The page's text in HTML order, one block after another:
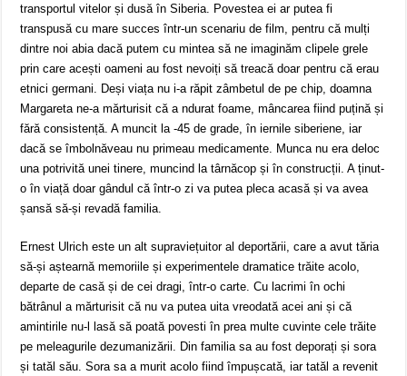
transportul vitelor și dusă în Siberia. Povestea ei ar putea fi
transpusă cu mare succes într-un scenariu de film, pentru că mulți
dintre noi abia dacă putem cu mintea să ne imaginăm clipele grele
prin care acești oameni au fost nevoiți să treacă doar pentru că erau
etnici germani. Deși viața nu i-a răpit zâmbetul de pe chip, doamna
Margareta ne-a mărturisit că a ndurat foame, mâncarea fiind puțină și
fără consistență. A muncit la -45 de grade, în iernile siberiene, iar
dacă se îmbolnăveau nu primeau medicamente. Munca nu era deloc
una potrivită unei tinere, muncind la târnăcop și în construcții. A ținut-
o în viață doar gândul că într-o zi va putea pleca acasă și va avea
șansă să-și revadă familia.
Ernest Ulrich este un alt supraviețuitor al deportării, care a avut tăria
să-și aștearnă memoriile și experimentele dramatice trăite acolo,
departe de casă și de cei dragi, într-o carte. Cu lacrimi în ochi
bătrânul a mărturisit că nu va putea uita vreodată acei ani și că
amintirile nu-l lasă să poată povesti în prea multe cuvinte cele trăite
pe meleagurile dezumanizării. Din familia sa au fost deporați și sora
și tatăl său. Sora sa a murit acolo fiind împușcată, iar tatăl a revenit